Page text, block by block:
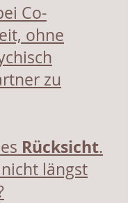
Co-
ohne
zu
Rücksicht.
längst